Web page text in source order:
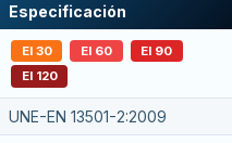
Especificación
EI 30 EI 60
EI 90
EI 120
UNE-EN 13501-2:2009